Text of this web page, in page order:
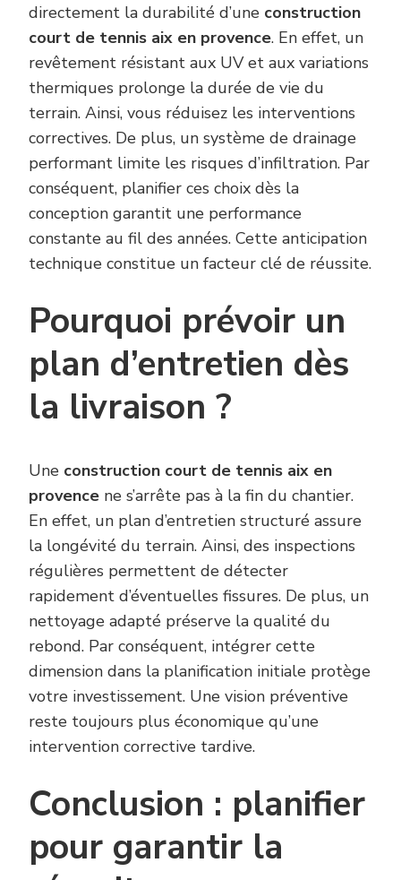
directement la durabilité d’une construction
court de tennis aix en provence. En effet, un
revêtement résistant aux UV et aux variations
thermiques prolonge la durée de vie du
terrain. Ainsi, vous réduisez les interventions
correctives. De plus, un système de drainage
performant limite les risques d’infiltration. Par
conséquent, planifier ces choix dès la
conception garantit une performance
constante au fil des années. Cette anticipation
technique constitue un facteur clé de réussite.
Pourquoi prévoir un
plan d’entretien dès
la livraison ?
Une construction court de tennis aix en
provence ne s’arrête pas à la fin du chantier.
En effet, un plan d’entretien structuré assure
la longévité du terrain. Ainsi, des inspections
régulières permettent de détecter
rapidement d’éventuelles fissures. De plus, un
nettoyage adapté préserve la qualité du
rebond. Par conséquent, intégrer cette
dimension dans la planification initiale protège
votre investissement. Une vision préventive
reste toujours plus économique qu’une
intervention corrective tardive.
Conclusion : planifier
pour garantir la